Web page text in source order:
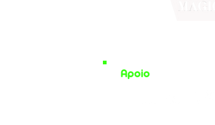
Apoio